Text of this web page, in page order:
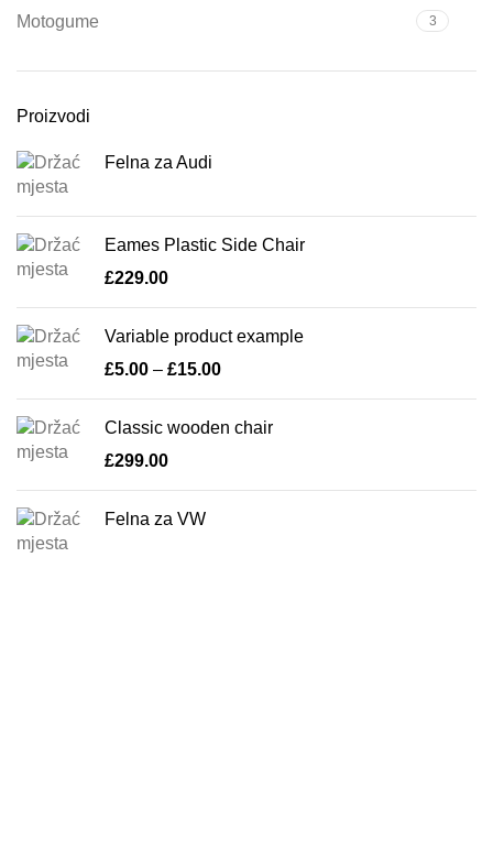
Motogume 3
Proizvodi
Felna za Audi
Eames Plastic Side Chair
£229.00
Variable product example
£5.00 – £15.00
Classic wooden chair
£299.00
Felna za VW